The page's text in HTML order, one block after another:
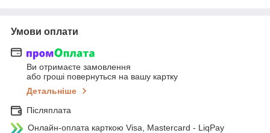
Умови оплати
Ви отримаєте замовлення
або гроші повернуться на вашу картку
Детальніше
Післяплата
Онлайн-оплата карткою Visa, Mastercard - LiqPay